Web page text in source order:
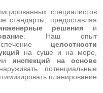
специалистов
стандарты, предоставляя
решения и
. Наш опыт
целостности
на суше и на море,
инспекций на основе
потенциальные
планирование